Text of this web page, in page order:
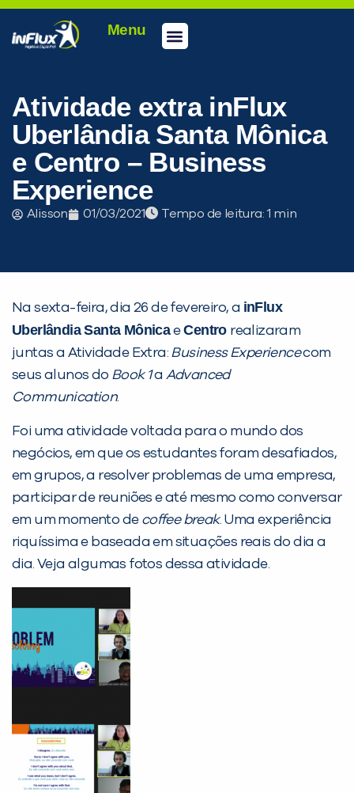
Menu
Atividade extra inFlux
Uberlândia Santa Mônica
e Centro – Business
Experience
Alisson 01/03/2021 Tempo de leitura:
Na sexta-feira, dia 26 de fevereiro, a inFlux
Uberlândia Santa MônicaeCentro realizaram
juntas a Atividade Extra: Business Experiencecom
seus alunos do Book 1a Advanced
Communication.
Foi uma atividade voltada para o mundo dos
negócios, em que os estudantes foram desafiados,
em grupos, a resolver problemas de uma empresa,
participar de reuniões e até mesmo como conversar
em um momento de coffee break. Uma experiência
riquíssima e baseada em situações reais do dia a
dia. Veja algumas fotos dessa atividade.
PEÇA UMA DEMONSTRAÇÃO DE MÉTODO
você digitou.
Preencha com seus dados abaixo e
já vamos te colocar em contato